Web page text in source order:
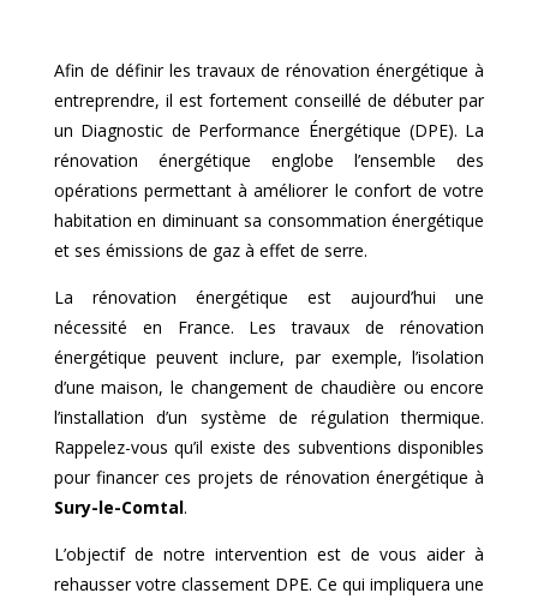
Afin de définir les travaux de rénovation énergétique à
entreprendre, il est fortement conseillé de débuter par
un Diagnostic de Performance Énergétique (DPE). La
rénovation énergétique englobe l’ensemble des
opérations permettant à améliorer le confort de votre
habitation en diminuant sa consommation énergétique
et ses émissions de gaz à effet de serre.
La rénovation énergétique est aujourd’hui une
nécessité en France. Les travaux de rénovation
énergétique peuvent inclure, par exemple, l’isolation
d’une maison, le changement de chaudière ou encore
l’installation d’un système de régulation thermique.
Rappelez-vous qu’il existe des subventions disponibles
pour financer ces projets de rénovation énergétique à
Sury-le-Comtal.
L’objectif de notre intervention est de vous aider à
rehausser votre classement DPE. Ce qui impliquera une